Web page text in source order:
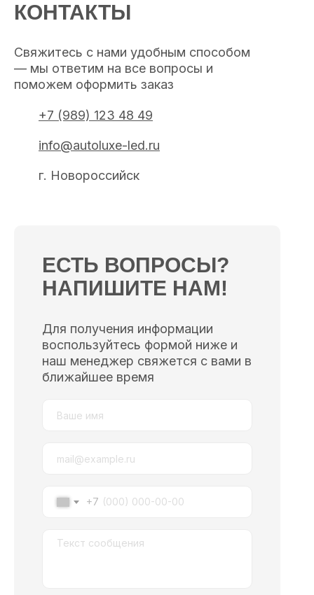
КОНТАКТЫ
ЕСТЬ ВОПРОСЫ?
НАПИШИТЕ НАМ!
Свяжитесь с нами удобным способом
— мы ответим на все вопросы и
поможем оформить заказ
Для получения информации
воспользуйтесь формой ниже и
наш менеджер свяжется с вами в
ближайшее время
+7 (989) 123 48 49
info@autoluxe-led.ru
г. Новороссийск
+7